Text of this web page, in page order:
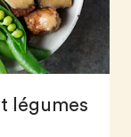
légumes